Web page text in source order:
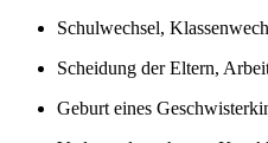
Schulwechsel,
Scheidung der Eltern,
Geburt eines